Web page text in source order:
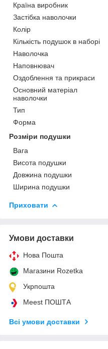
Країна виробник
Застібка наволочки
Колір
Кількість подушок в наборі
Наволочка
Наповнювач
Оздоблення та прикраси
Основний матеріал
наволочки
Тип
Форма
Розміри подушки
Вага
Висота подушки
Довжина подушки
Ширина подушки
Приховати
Умови доставки
Нова Пошта
Магазини Rozetka
Укрпошта
Meest ПОШТА
Всі умови доставки